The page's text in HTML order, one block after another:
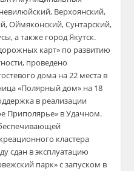
Верхоянский,
Оймяконский, Сунтарский,
а также город Якутск.
карт» по развитию
проведено
дома на 22 места в
«Полярный дом» на 18
в реализации
Приполярье» в Удачном.
кластера
сдан в эксплуатацию
парк» с запуском в